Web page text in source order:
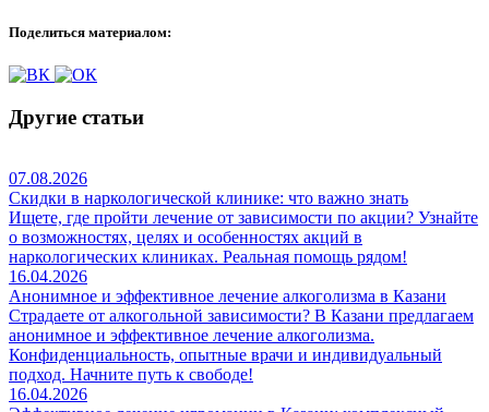
Поделиться материалом:
Другие статьи
07.08.2026
Скидки в наркологической клинике: что важно знать
Ищете, где пройти лечение от зависимости по акции? Узнайте
о возможностях, целях и особенностях акций в
наркологических клиниках. Реальная помощь рядом!
16.04.2026
Анонимное и эффективное лечение алкоголизма в Казани
Страдаете от алкогольной зависимости? В Казани предлагаем
анонимное и эффективное лечение алкоголизма.
Конфиденциальность, опытные врачи и индивидуальный
подход. Начните путь к свободе!
16.04.2026